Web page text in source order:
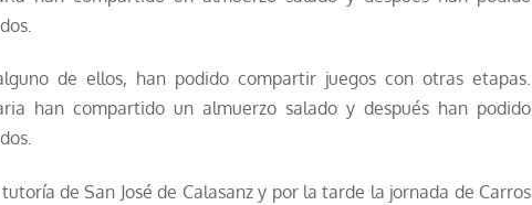
de ellos, han podido compartir juegos con otras etapas.
han compartido un almuerzo salado y después han podido
de San José de Calasanz y por la tarde la jornada de Carros